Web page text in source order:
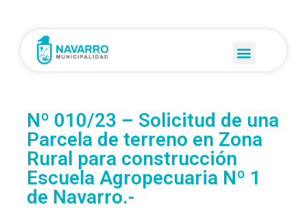
Nº 010/23 – Solicitud de una
Parcela de terreno en Zona
Rural para construcción
Escuela Agropecuaria Nº 1
de Navarro.-